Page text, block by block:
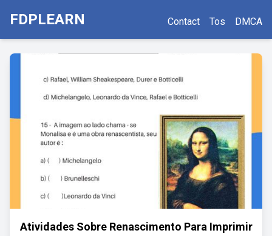
FDPLEARN Contact Tos DMCA
Atividades Sobre Renascimento Para Imprimir